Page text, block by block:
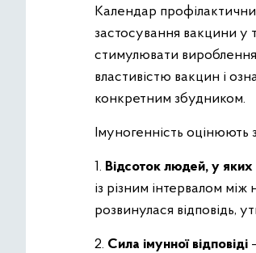
Календар
застосування вакцини у
стимулювати
властивістю вакцин і
конкретним збудником.
Імуногенність
1. Відсоток людей, у яких
із різним інтервалом
розвинулася відповідь,
2. Сила імунної відповіді